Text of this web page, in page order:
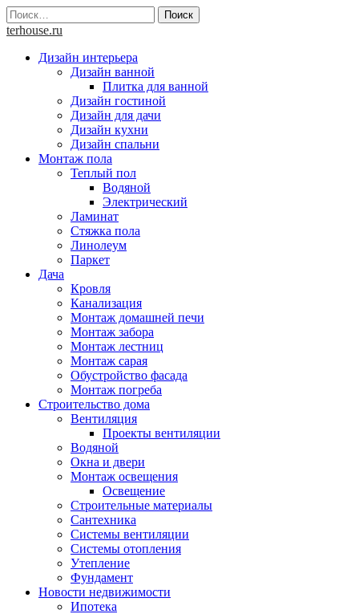
Skip
to
Найти:
terhouse.ru
Дизайн интерьера
Дизайн ванной
Плитка для ванной
Дизайн гостиной
Дизайн для дачи
Дизайн кухни
Дизайн спальни
Монтаж пола
Теплый пол
Водяной
Электрический
Ламинат
Стяжка пола
Линолеум
Паркет
Дача
Кровля
Канализация
Монтаж домашней печи
Монтаж забора
Монтаж лестниц
Монтаж сарая
Обустройство фасада
Монтаж погреба
Строительство дома
Вентиляция
Проекты вентиляции
Водяной
Окна и двери
Монтаж освещения
Освещение
Строительные материалы
Сантехника
Системы вентиляции
Системы отопления
Утепление
Фундамент
Новости недвижимости
Ипотека